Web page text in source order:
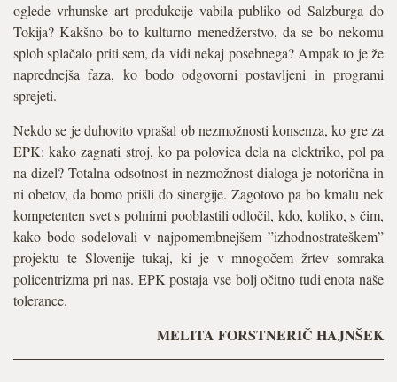
oglede vrhunske art produkcije vabila publiko od Salzburga do
Tokija? Kakšno bo to kulturno menedžerstvo, da se bo nekomu
sploh splačalo priti sem, da vidi nekaj posebnega? Ampak to je že
naprednejša faza, ko bodo odgovorni postavljeni in programi
sprejeti.
Nekdo se je duhovito vprašal ob nezmožnosti konsenza, ko gre za
EPK: kako zagnati stroj, ko pa polovica dela na elektriko, pol pa
na dizel? Totalna odsotnost in nezmožnost dialoga je notorična in
ni obetov, da bomo prišli do sinergije. Zagotovo pa bo kmalu nek
kompetenten svet s polnimi pooblastili odločil, kdo, koliko, s čim,
kako bodo sodelovali v najpomembnejšem ”izhodnostrateškem”
projektu te Slovenije tukaj, ki je v mnogočem žrtev somraka
policentrizma pri nas. EPK postaja vse bolj očitno tudi enota naše
tolerance.
MELITA FORSTNERIČ HAJNŠEK